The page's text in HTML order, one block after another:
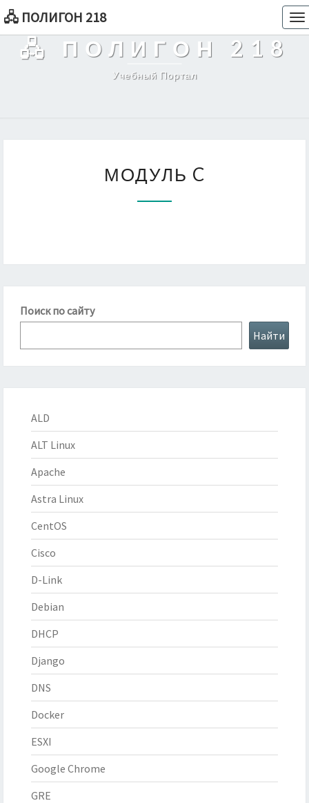
🖧 ПОЛИГОН 218
🖧 ПОЛИГОН 218
Учебный Портал
C
МОДУЛЬ C
Поиск по сайту
Найти
ALD
ALT Linux
Apache
Astra Linux
CentOS
Cisco
D-Link
Debian
DHCP
Django
DNS
Docker
ESXI
Google Chrome
GRE